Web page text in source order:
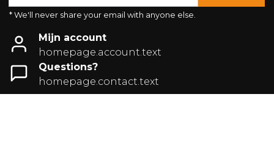
* We'll never share your email with anyone else.
Mijn account
homepage.account.text
Questions?
homepage.contact.text